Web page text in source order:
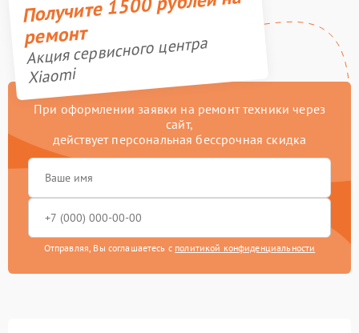
ремонт
Акция сервисного центра
Xiaomi
При оформлении заявки на ремонт техники через
сайт,
действует персональная бессрочная скидка
Отправляя, Вы соглашаетесь с политикой конфиденциальности